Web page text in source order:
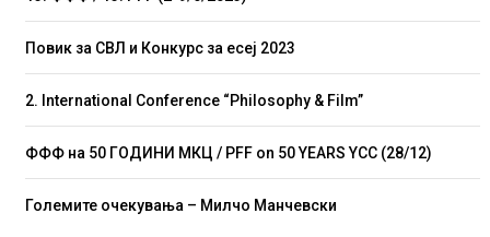
Повик за СВЛ и Конкурс за есеј 2023
2. International Conference “Philosophy & Film”
ФФФ на 50 ГОДИНИ МКЦ / PFF on 50 YEARS YCC (28/12)
Големите очекувања – Милчо Манчевски